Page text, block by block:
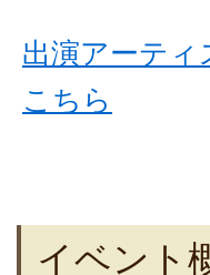
出演アーテ
こちら
イベント